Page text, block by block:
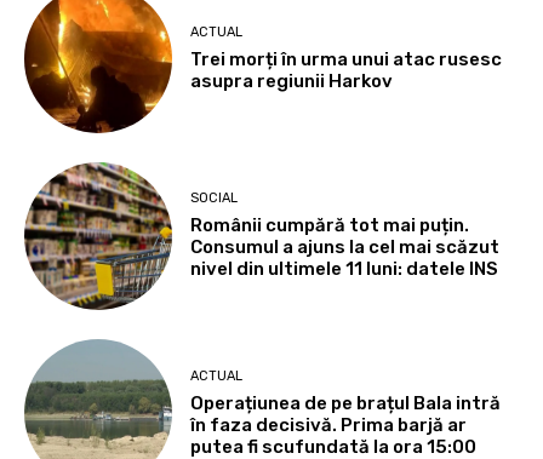
ACTUAL
Trei morți în urma unui atac rusesc
asupra regiunii Harkov
SOCIAL
Românii cumpără tot mai puțin.
Consumul a ajuns la cel mai scăzut
nivel din ultimele 11 luni: datele INS
ACTUAL
Operațiunea de pe brațul Bala intră
în faza decisivă. Prima barjă ar
putea fi scufundată la ora 15:00